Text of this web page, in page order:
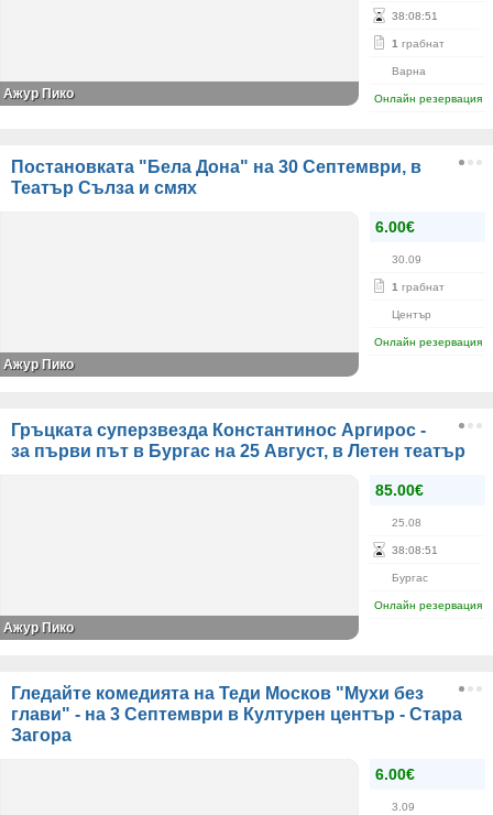
38:08:51
1 грабнат
Варна
Онлайн резервация
Ажур Пико
Постановката "Бела Дона" на 30 Септември, в
Театър Сълза и смях
6.00€
30.09
1 грабнат
Център
Онлайн резервация
Ажур Пико
Гръцката суперзвезда Константинос Аргирос -
за първи път в Бургас на 25 Август, в Летен театър
85.00€
25.08
38:08:51
Бургас
Онлайн резервация
Ажур Пико
Гледайте комедията на Теди Москов "Мухи без
глави" - на 3 Септември в Културен център - Стара
Загора
6.00€
3.09